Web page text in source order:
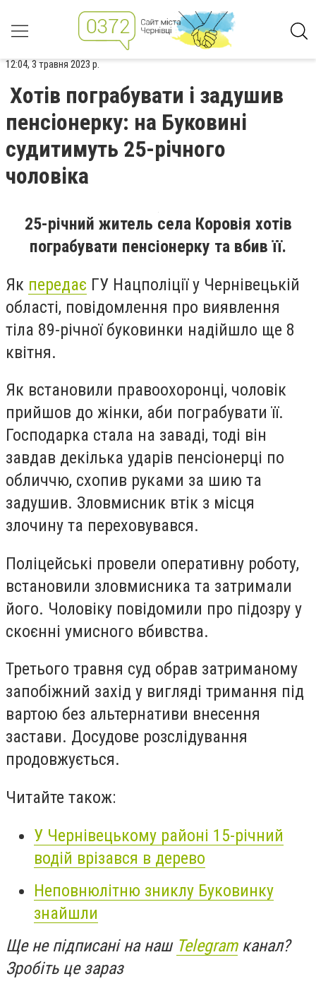
12:04, 3 травня 2023 р.
Хотів пограбувати і задушив
пенсіонерку: на Буковині
судитимуть 25-річного
чоловіка
25-річний житель села Коровія хотів
пограбувати пенсіонерку та вбив її.
Як передає ГУ Нацполіції у Чернівецькій
області, повідомлення про виявлення
тіла 89-річної буковинки надійшло ще 8
квітня.
Як встановили правоохоронці, чоловік
прийшов до жінки, аби пограбувати її.
Господарка стала на заваді, тоді він
завдав декілька ударів пенсіонерці по
обличчю, схопив руками за шию та
задушив. Зловмисник втік з місця
злочину та переховувався.
Поліцейські провели оперативну роботу,
встановили зловмисника та затримали
його. Чоловіку повідомили про підозру у
скоєнні умисного вбивства.
Третього травня суд обрав затриманому
запобіжний захід у вигляді тримання під
вартою без альтернативи внесення
застави. Досудове розслідування
продовжується.
Читайте також:
У Чернівецькому районі 15-річний
водій врізався в дерево
Неповнюлітню зниклу Буковинку
знайшли
Ще не підписані на наш Telegramканал?
Зробіть це зараз